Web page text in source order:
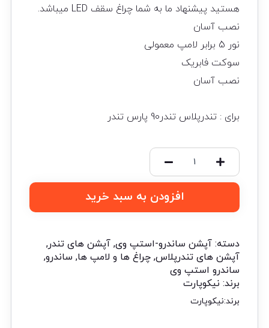
هستید پیشنهاد ما به شما چراغ سقف LED میباشد.
نصب آسان
نور 5 برابر لامپ معمولی
سوکت فابریک
نصب آسان
برای : تندرپلاس تندر90 پارس تندر
افزودن به سبد خرید
دسته: آپشن ساندرو-استپ وی, آپشن های تندر,
آپشن های تندرپلاس, چراغ ها و لامپ ها, ساندرو,
ساندرو استپ وی
برند: نیکوپارت
برند:نیکوپارت